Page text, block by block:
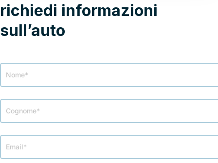
richiedi informazioni
sull’auto
richiesta
info
veicolo